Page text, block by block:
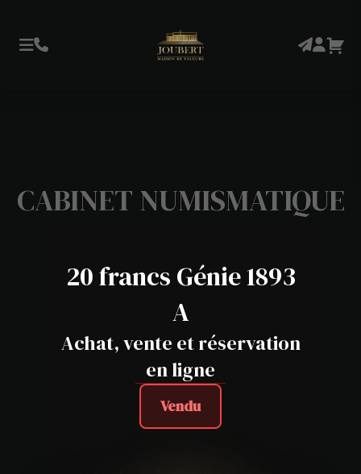
CABINET NUMISMATIQUE
20 francs Génie 1893
A
Achat, vente et réservation
en ligne
Vendu